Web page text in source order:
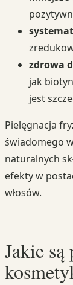
zdrowa
jak
jest
Pielęgnacja
świadomego
naturalnych
efekty w
włosów.
Jakie